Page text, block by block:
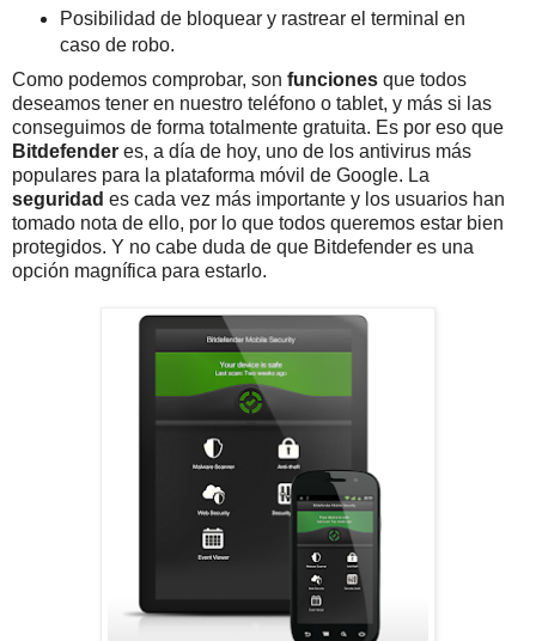
Posibilidad de bloquear y rastrear el terminal en
caso de robo.
Como podemos comprobar, son funciones que todos
deseamos tener en nuestro teléfono o tablet, y más si las
conseguimos de forma totalmente gratuita. Es por eso que
Bitdefender es, a día de hoy, uno de los antivirus más
populares para la plataforma móvil de Google. La
seguridad es cada vez más importante y los usuarios han
tomado nota de ello, por lo que todos queremos estar bien
protegidos. Y no cabe duda de que Bitdefender es una
opción magnífica para estarlo.